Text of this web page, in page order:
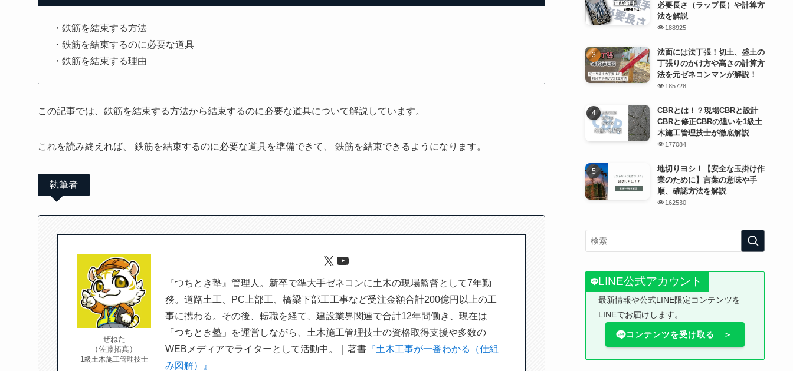
・鉄筋を結束する方法
・鉄筋を結束するのに必要な道具
・鉄筋を結束する理由
この記事では、鉄筋を結束する方法から結束するのに必要な道具について解説しています。
これを読み終えれば、 鉄筋を結束するのに必要な道具を準備できて、 鉄筋を結束できるようになります。
執筆者
ぜねた
（佐藤拓真）
1級土木施工管理技士
X YouTube
『つちとき塾』管理人。新卒で準大手ゼネコンに土木の現場監督として7年勤
務。道路土工、PC上部工、橋梁下部工工事など受注金額合計200億円以上の工
事に携わる。その後、転職を経て、建設業界関連で合計12年間働き、現在は
「つちとき塾」を運営しながら、土木施工管理技士の資格取得支援や多数の
WEBメディアでライターとして活動中。｜著書 『土木工事が一番わかる（仕組
み図解）』
必要長さ（ラップ長）や計算方
法を解説
188925
法面には法丁張！切土、盛土の
丁張りのかけ方や高さの計算方
法を元ゼネコンマンが解説！
185728
CBRとは！？現場CBRと設計
CBRと修正CBRの違いを1級土
木施工管理技士が徹底解説
177084
地切りヨシ！【安全な玉掛け作
業のために】言葉の意味や手
順、確認方法を解説
162530
LINE公式アカウント
最新情報や公式LINE限定コンテンツを
LINEでお届けします。
コンテンツを受け取る ＞